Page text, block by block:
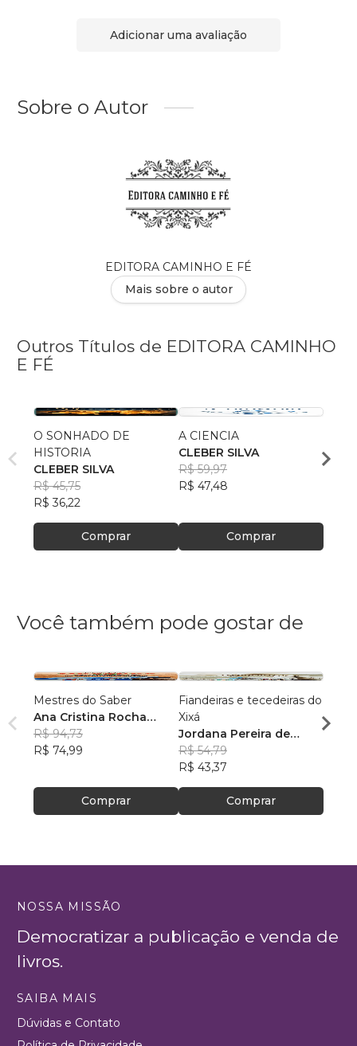
Adicionar uma avaliação
Sobre o Autor
EDITORA CAMINHO E FÉ
Mais sobre o autor
Outros Títulos de EDITORA CAMINHO
E FÉ
O SONHADO DE
HISTORIA
CLEBER SILVA
R$ 45,75
R$ 36,22
Comprar
A CIENCIA
CLEBER SILVA
R$ 59,97
R$ 47,48
Comprar
R$
Você também pode gostar de
Mestres do Saber
Ana Cristina Rocha
Silva, +2
R$ 94,73
R$ 74,99
Comprar
Fiandeiras e tecedeiras do
Xixá
Jordana Pereira de
Moraes
R$ 54,79
R$ 43,37
Comprar
Elton
da
R$
NOSSA MISSÃO
Democratizar a publicação e venda de
livros.
SAIBA MAIS
Dúvidas e Contato